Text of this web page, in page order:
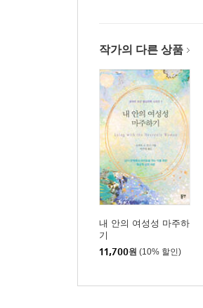
작가의 다른 상품
내 안의 여성성 마주하
기
11,700원 (10% 할인)